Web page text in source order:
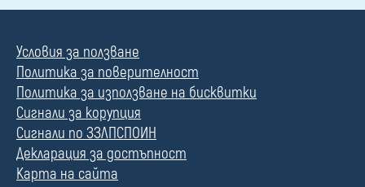
Условия за ползване
Политика за поверителност
Политика за използване на бисквитки
Сигнали за корупция
Сигнали по ЗЗЛПСПОИН
Декларация за достъпност
Карта на сайта